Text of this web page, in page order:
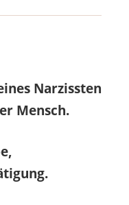
Narzissten
Mensch.